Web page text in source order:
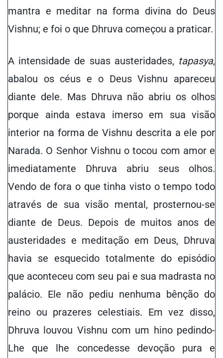
mantra e meditar na forma divina do Deus
Vishnu; e foi o que Dhruva começou a praticar.
A intensidade de suas austeridades, tapasya,
abalou os céus e o Deus Vishnu apareceu
diante dele. Mas Dhruva não abriu os olhos
porque ainda estava imerso em sua visão
interior na forma de Vishnu descrita a ele por
Narada. O Senhor Vishnu o tocou com amor e
imediatamente Dhruva abriu seus olhos.
Vendo de fora o que tinha visto o tempo todo
através de sua visão mental, prosternou-se
diante de Deus. Depois de muitos anos de
austeridades e meditação em Deus, Dhruva
havia se esquecido totalmente do episódio
que aconteceu com seu pai e sua madrasta no
palácio. Ele não pediu nenhuma bênção do
reino ou prazeres celestiais. Em vez disso,
Dhruva louvou Vishnu com um hino pedindo-
Lhe que lhe concedesse devoção pura e